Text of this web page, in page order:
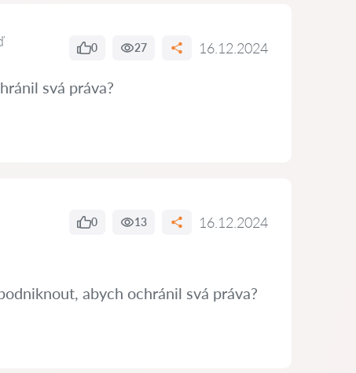
0 27 16.12.2024
svá práva?
0 13 16.12.2024
abych ochránil svá práva?